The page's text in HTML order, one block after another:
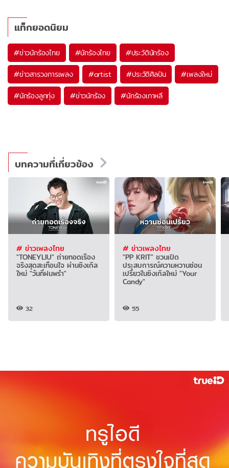
แท็กยอดนิยม
#ข่าวนักร้องไทย #นักร้องไทย #ประวัตินักร้อง
#ข่าวสารวงการเพลง #artist #ประวัติศิลปิน #เพลงใหม่
#นักร้องลูกทุ่ง #ข่าวนักร้อง #นักร้องเกาหลี
บทความที่เกี่ยวข้อง
# ข่าวเพลงไทย
"TONEYLIU" ถ่ายทอดเรื่อง
จริงสุดสะเทือนใจ ผ่านซิงเกิล
ใหม่ "วันที่ฝนพรำ"
32
# ข่าวเพลงไทย
"PP KRIT" ชวนเปิด
ประสบการณ์ความหวานซ่อน
เปรี้ยวในซิงเกิลใหม่ "Your
Candy"
55